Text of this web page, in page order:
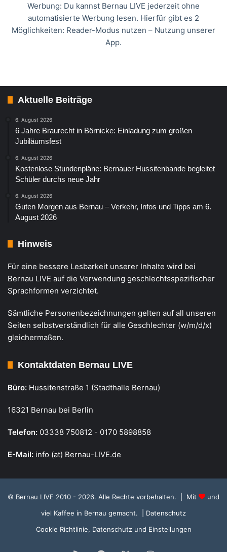
Werbung: Du kannst Bernau LIVE jederzeit ohne
automatisierte Werbung lesen. Hierfür gibt es 2
Möglichkeiten: Reader-Modus nutzen – Nutzung unserer
App.
Aktuelle Beiträge
6. August 2026
6 Jahre Braurecht in Börnicke: Einladung zum großen
Jubiläumsfest
6. August 2026
Kostenlose Stundenpläne: Bernauer Hussitenbande begleitet
Schüler durchs neue Jahr
6. August 2026
Guten Morgen aus Bernau – Verkehr, Infos und Tipps am 6.
August 2026
Hinweis
Für eine bessere Lesbarkeit unserer Inhalte wird bei
Bernau LIVE auf die Verwendung geschlechtsspezifischer
Sprachformen verzichtet.
Sämtliche Personenbezeichnungen gelten auf all unseren
Seiten selbstverständlich für alle Geschlechter (w/m/d/x)
gleichermaßen.
Kontaktdaten Bernau LIVE
Büro: Hussitenstraße 1 (Stadthalle Bernau)
16321 Bernau bei Berlin
Telefon: 03338 750812 - 0170 5898858
E-Mail: info (at) Bernau-LIVE.de
© Bernau LIVE 2010 - 2026. Alle Rechte vorbehalten. | Mit
und
viel Kaffee in Bernau gemacht.
| Datenschutz
Cookie Richtlinie, Datenschutz und Einstellungen